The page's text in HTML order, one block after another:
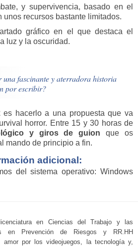
y supervivencia, basado en el
unos recursos bastante limitados.
gráfico en el que destaca el
luz y la oscuridad.
una fascinante y aterradora historia
por escribir?
es hacerlo a una propuesta que va
horror. Entre 15 y 30 horas de
y giros de guionque os
mando de principio a fin.
adicional:
del sistema operativo: Windows
en Ciencias del Trabajo y las
en Prevención de Riesgos y RR.HH
amor por los videojuegos, la tecnología y,